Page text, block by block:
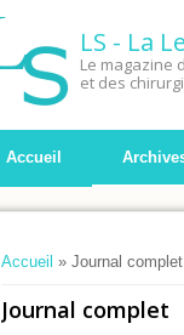
LS - La
Le magazine
et des
Accueil
Vous êtes ici
Accueil » Journal complet
Journal complet